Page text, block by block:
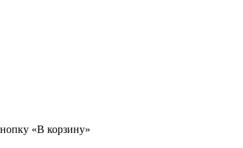
«В корзину»